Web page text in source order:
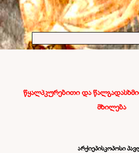
წყალპკურებითი და
მხილება
არქიეპისკოპოსი